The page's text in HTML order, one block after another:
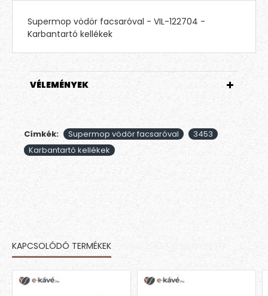
Supermop vödör facsaróval - VIL-122704 -
Karbantartó kellékek
VÉLEMÉNYEK
Címkék: Supermop vödör facsaróval
3453
Karbantartó kellékek
KAPCSOLÓDÓ TERMÉKEK